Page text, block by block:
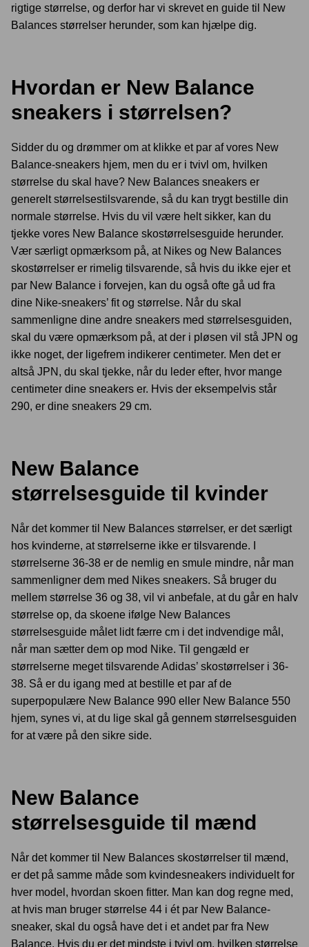
rigtige størrelse, og derfor har vi skrevet en guide til New
Balances størrelser herunder, som kan hjælpe dig.
Hvordan er New Balance
sneakers i størrelsen?
Sidder du og drømmer om at klikke et par af vores New
Balance-sneakers hjem, men du er i tvivl om, hvilken
størrelse du skal have? New Balances sneakers er
generelt størrelsestilsvarende, så du kan trygt bestille din
normale størrelse. Hvis du vil være helt sikker, kan du
tjekke vores New Balance skostørrelsesguide herunder.
Vær særligt opmærksom på, at Nikes og New Balances
skostørrelser er rimelig tilsvarende, så hvis du ikke ejer et
par New Balance i forvejen, kan du også ofte gå ud fra
dine Nike-sneakers’ fit og størrelse. Når du skal
sammenligne dine andre sneakers med størrelsesguiden,
skal du være opmærksom på, at der i pløsen vil stå JPN og
ikke noget, der ligefrem indikerer centimeter. Men det er
altså JPN, du skal tjekke, når du leder efter, hvor mange
centimeter dine sneakers er. Hvis der eksempelvis står
290, er dine sneakers 29 cm.
New Balance
størrelsesguide til kvinder
Når det kommer til New Balances størrelser, er det særligt
hos kvinderne, at størrelserne ikke er tilsvarende. I
størrelserne 36-38 er de nemlig en smule mindre, når man
sammenligner dem med Nikes sneakers. Så bruger du
mellem størrelse 36 og 38, vil vi anbefale, at du går en halv
størrelse op, da skoene ifølge New Balances
størrelsesguide målet lidt færre cm i det indvendige mål,
når man sætter dem op mod Nike. Til gengæld er
størrelserne meget tilsvarende Adidas’ skostørrelser i 36-
38. Så er du igang med at bestille et par af de
superpopulære New Balance 990 eller New Balance 550
hjem, synes vi, at du lige skal gå gennem størrelsesguiden
for at være på den sikre side.
New Balance
størrelsesguide til mænd
Når det kommer til New Balances skostørrelser til mænd,
er det på samme måde som kvindesneakers individuelt for
hver model, hvordan skoen fitter. Man kan dog regne med,
at hvis man bruger størrelse 44 i ét par New Balance-
sneaker, skal du også have det i et andet par fra New
Balance. Hvis du er det mindste i tvivl om, hvilken størrelse